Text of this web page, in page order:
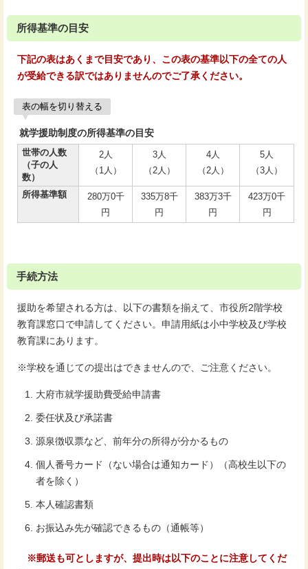
所得基準の目安
下記の表はあくまで目安であり、この表の基準以下の全ての人
が受給できる訳ではありませんのでご了承ください。
表の幅を切り替える
就学援助制度の所得基準の目安
世帯の人数
（子の人
数）
2人
（1人）
3人
（2人）
4人
（2人）
5人
（3人）
所得基準額
280万0千
円
335万8千
円
383万3千
円
423万0千
円
手続方法
援助を希望される方は、以下の書類を揃えて、市役所2階学校
教育課窓口で申請してください。申請用紙は小中学校及び学校
教育課にあります。
※学校を通じての提出はできませんので、ご注意ください。
大府市就学援助費受給申請書
委任状及び承諾書
源泉徴収票など、前年分の所得が分かるもの
個人番号カード（ない場合は通知カード）（高校生以下の
者を除く）
本人確認書類
お振込み先が確認できるもの（通帳等）
※郵送も可としますが、提出時は以下のことに注意してくだ